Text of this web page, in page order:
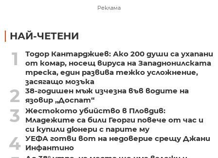
Реклама
НАЙ-ЧЕТЕНИ
1
Тодор Кантарджиев: Ако 200 души са ухапани
от комар, носещ вируса на Западнонилската
треска, един развива тежко усложнение,
засягащо мозъка
2
38-годишен мъж изчезна във водите на
язовир „Доспат“
3
Жестокото убийство в Пловдив:
Младежите са били Георги повече от час и
си купили дюнери с парите му
4 УЕФА готви вот на недоверие срещу Джани
Инфантино